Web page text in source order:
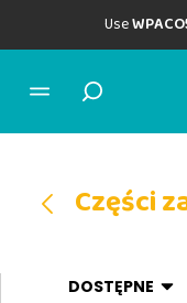
Use
Części
DOSTĘPNE